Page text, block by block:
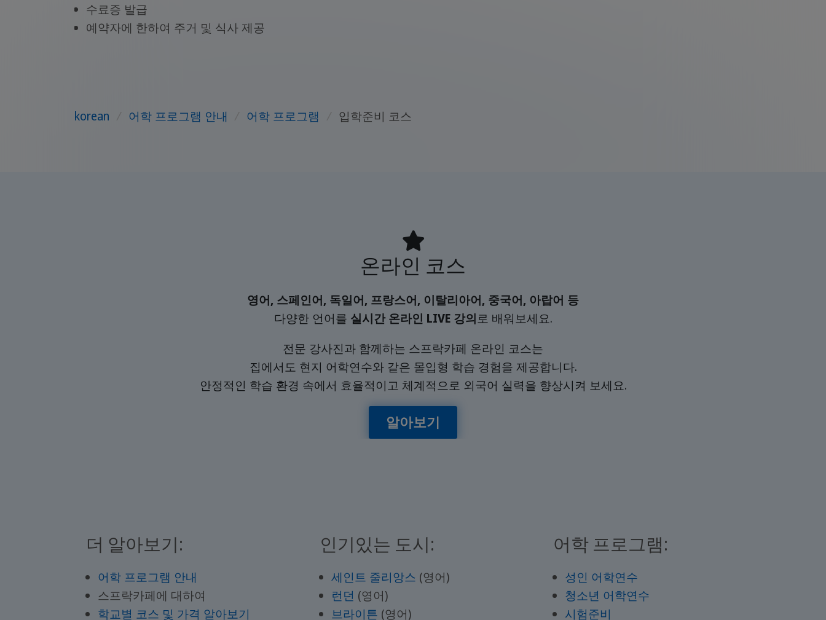
수료증 발급
예약자에 한하여 주거 및 식사 제공
korean 어학 프로그램 안내 어학 프로그램 입학준비 코스
온라인 코스
영어, 스페인어, 독일어, 프랑스어, 이탈리아어, 중국어, 아랍어 등
다양한 언어를 실시간 온라인 LIVE 강의로 배워보세요.
전문 강사진과 함께하는 스프락카페 온라인 코스는
집에서도 현지 어학연수와 같은 몰입형 학습 경험을 제공합니다.
안정적인 학습 환경 속에서 효율적이고 체계적으로 외국어 실력을 향상시켜 보세요.
알아보기
더 알아보기:
어학 프로그램 안내
스프락카페에 대하여
학교별 코스 및 가격 알아보기
인기있는 도시:
세인트 줄리앙스 (영어)
런던 (영어)
브라이튼 (영어)
어학 프로그램:
성인 어학연수
청소년 어학연수
시험준비